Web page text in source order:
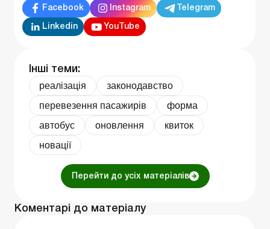
Facebook Instagram Telegram
Linkedin YouTube
Інші теми:
реалізація
законодавство
перевезення пасажирів
форма
автобус
оновлення
квиток
новації
Перейти до усіх матеріалів
Коментарі до матеріалу